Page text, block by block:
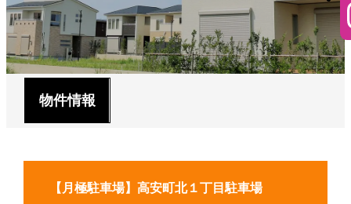
安心の保証
不動産買取
会社案内
代表挨拶
会社概要
会社沿革
アクセス
お問い合わせ
物件情報
【月極駐車場】高安町北１丁目駐車場